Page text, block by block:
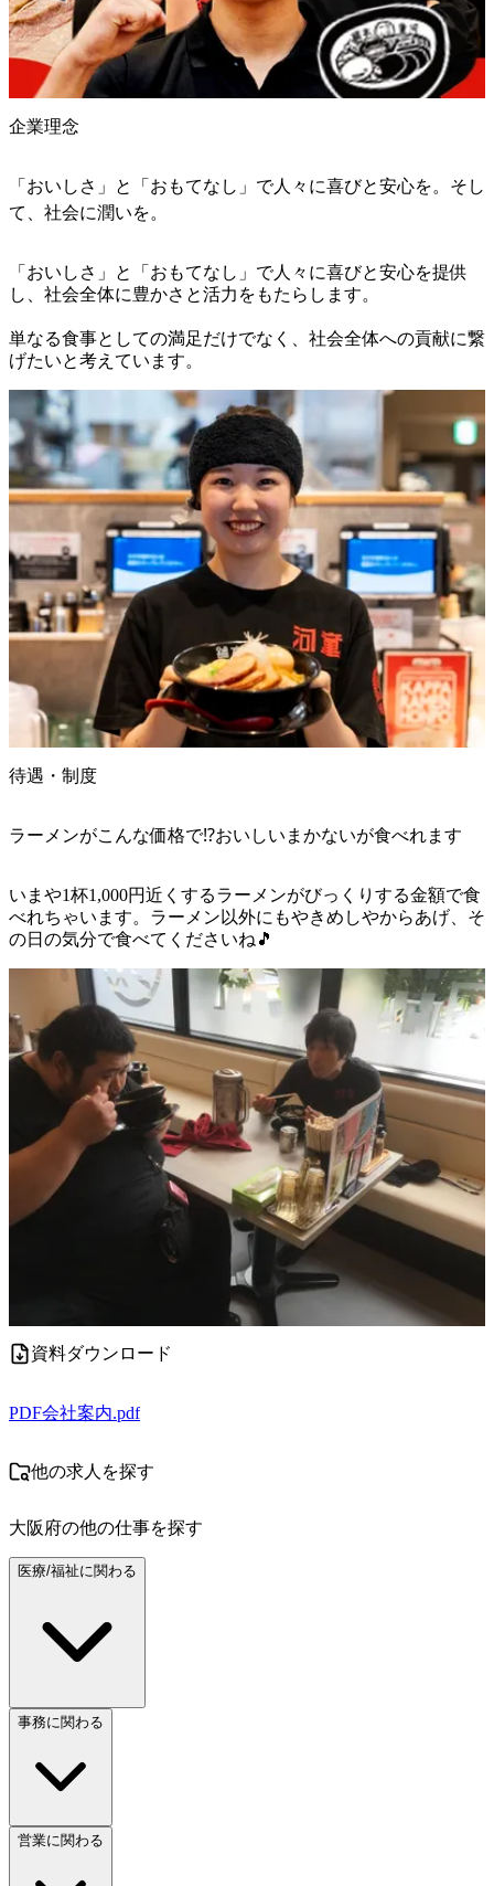
企業理念
「おいしさ」と「おもてなし」で人々に喜びと安心を。そし
て、社会に潤いを。
「おいしさ」と「おもてなし」で人々に喜びと安心を提供
し、社会全体に豊かさと活力をもたらします。
単なる食事としての満足だけでなく、社会全体への貢献に繋
げたいと考えています。
待遇・制度
ラーメンがこんな価格で⁉︎おいしいまかないが食べれます
いまや1杯1,000円近くするラーメンがびっくりする金額で食
べれちゃいます。ラーメン以外にもやきめしやからあげ、そ
の日の気分で食べてくださいね🎵
資料ダウンロード
PDF会社案内.pdf
他の求人を探す
大阪府の他の仕事を探す
医療/福祉に関わる
事務に関わる
営業に関わる